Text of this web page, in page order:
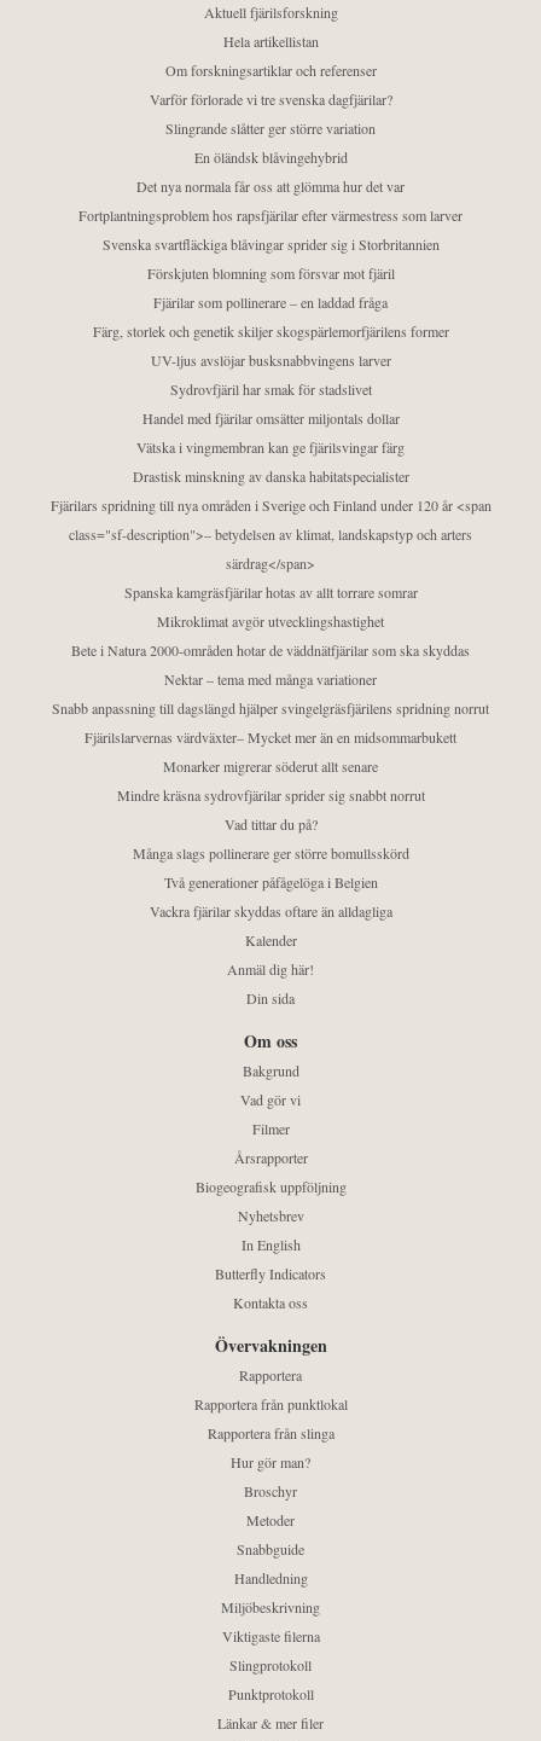
Aktuell fjärilsforskning
Hela artikellistan
Om forskningsartiklar och referenser
Varför förlorade vi tre svenska dagfjärilar?
Slingrande slåtter ger större variation
En öländsk blåvingehybrid
Det nya normala får oss att glömma hur det var
Fortplantningsproblem hos rapsfjärilar efter värmestress som larver
Svenska svartfläckiga blåvingar sprider sig i Storbritannien
Förskjuten blomning som försvar mot fjäril
Fjärilar som pollinerare – en laddad fråga
Färg, storlek och genetik skiljer skogspärlemorfjärilens former
UV-ljus avslöjar busksnabbvingens larver
Sydrovfjäril har smak för stadslivet
Handel med fjärilar omsätter miljontals dollar
Vätska i vingmembran kan ge fjärilsvingar färg
Drastisk minskning av danska habitatspecialister
Fjärilars spridning till nya områden i Sverige och Finland under 120 år <span
class="sf-description">– betydelsen av klimat, landskapstyp och arters
särdrag</span>
Spanska kamgräsfjärilar hotas av allt torrare somrar
Mikroklimat avgör utvecklingshastighet
Bete i Natura 2000-områden hotar de väddnätfjärilar som ska skyddas
Nektar – tema med många variationer
Snabb anpassning till dagslängd hjälper svingelgräsfjärilens spridning norrut
Fjärilslarvernas värdväxter– Mycket mer än en midsommarbukett
Monarker migrerar söderut allt senare
Mindre kräsna sydrovfjärilar sprider sig snabbt norrut
Vad tittar du på?
Många slags pollinerare ger större bomullsskörd
Två generationer påfågelöga i Belgien
Vackra fjärilar skyddas oftare än alldagliga
Kalender
Anmäl dig här!
Din sida
Om oss
Bakgrund
Vad gör vi
Filmer
Årsrapporter
Biogeografisk uppföljning
Nyhetsbrev
In English
Butterfly Indicators
Kontakta oss
Övervakningen
Rapportera
Rapportera från punktlokal
Rapportera från slinga
Hur gör man?
Broschyr
Metoder
Snabbguide
Handledning
Miljöbeskrivning
Viktigaste filerna
Slingprotokoll
Punktprotokoll
Länkar & mer filer